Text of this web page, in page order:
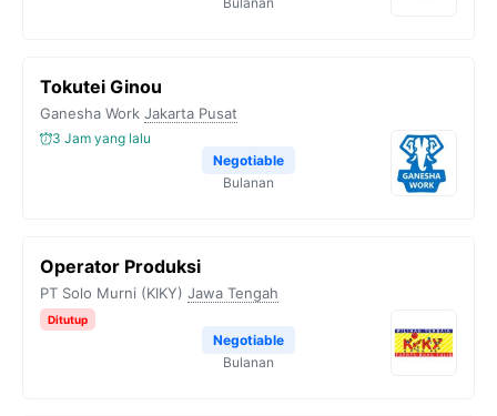
Tokutei Ginou
Ganesha Work Jakarta Pusat
3 Jam yang lalu
Negotiable
Bulanan
Operator Produksi
PT Solo Murni (KIKY) Jawa Tengah
Ditutup
Negotiable
Bulanan